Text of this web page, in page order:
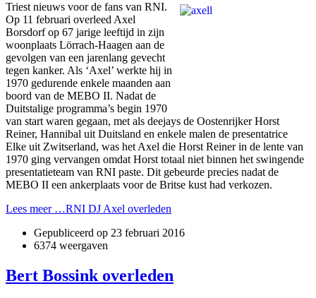
Triest nieuws voor de fans van RNI.
Op 11 februari overleed Axel
Borsdorf op 67 jarige leeftijd in zijn
woonplaats Lörrach-Haagen aan de
gevolgen van een jarenlang gevecht
tegen kanker. Als ‘Axel’ werkte hij in
1970 gedurende enkele maanden aan
boord van de MEBO II. Nadat de
Duitstalige programma’s begin 1970
van start waren gegaan, met als deejays de Oostenrijker Horst
Reiner, Hannibal uit Duitsland en enkele malen de presentatrice
Elke uit Zwitserland, was het Axel die Horst Reiner in de lente van
1970 ging vervangen omdat Horst totaal niet binnen het swingende
presentatieteam van RNI paste. Dit gebeurde precies nadat de
MEBO II een ankerplaats voor de Britse kust had verkozen.
Lees meer …RNI DJ Axel overleden
Gepubliceerd op 23 februari 2016
6374 weergaven
Bert Bossink overleden